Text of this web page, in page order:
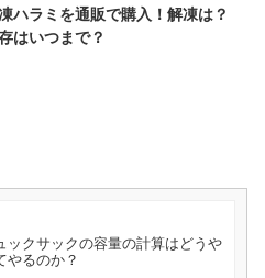
ハラミを通販で購入！解凍は？
はいつまで？
ックサックの容量の計算はどうや
やるのか？